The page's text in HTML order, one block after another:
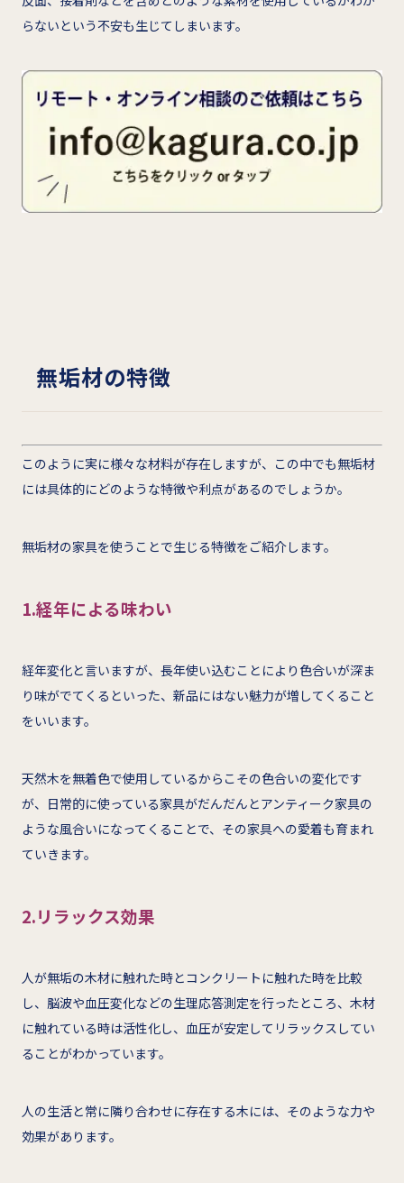
らないという不安も生じてしまいます。
無垢材の特徴
このように実に様々な材料が存在しますが、この中でも無垢材
には具体的にどのような特徴や利点があるのでしょうか。
無垢材の家具を使うことで生じる特徴をご紹介します。
1.経年による味わい
経年変化と言いますが、長年使い込むことにより色合いが深ま
り味がでてくるといった、新品にはない魅力が増してくること
をいいます。
天然木を無着色で使用しているからこその色合いの変化です
が、日常的に使っている家具がだんだんとアンティーク家具の
ような風合いになってくることで、その家具への愛着も育まれ
ていきます。
2.リラックス効果
人が無垢の木材に触れた時とコンクリートに触れた時を比較
し、脳波や血圧変化などの生理応答測定を行ったところ、木材
に触れている時は活性化し、血圧が安定してリラックスしてい
ることがわかっています。
人の生活と常に隣り合わせに存在する木には、そのような力や
効果があります。